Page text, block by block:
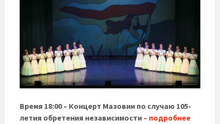
Время 18:00 – Концерт Мазовии по случаю 105-
летия обретения независимости – подробнее